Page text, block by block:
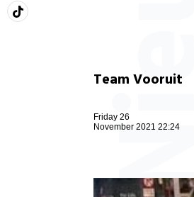
Team Vooruit
Friday 26
November 2021 22:24